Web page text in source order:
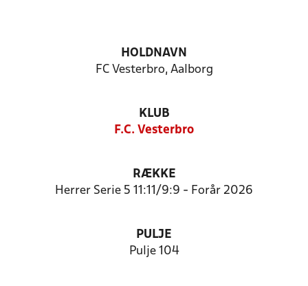
HOLDNAVN
FC Vesterbro, Aalborg
KLUB
F.C. Vesterbro
RÆKKE
Herrer Serie 5 11:11/9:9 - Forår 2026
PULJE
Pulje 104